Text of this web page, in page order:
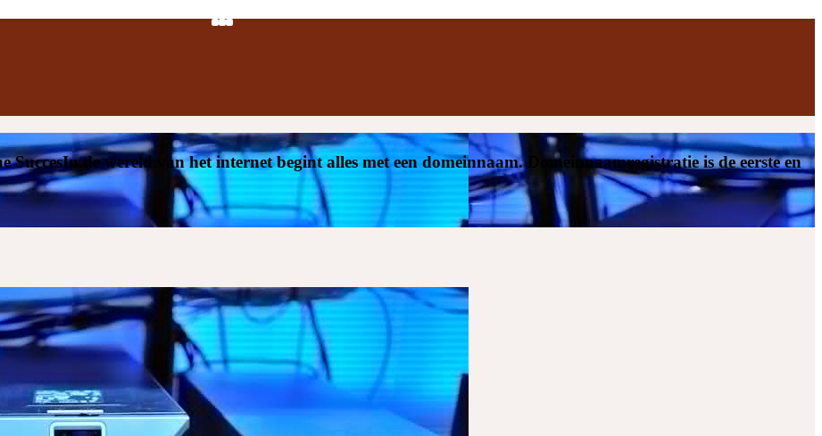
de wereld van het internet begint alles met een domeinnaam. Domeinnaamregistratie is de eerste en